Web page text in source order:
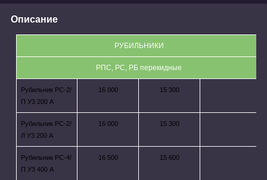
Описание
РУБИЛЬНИКИ
РПС, РС, РБ перекидные
Рубильник РС-2/
П У3 200 А
16 000 15 300
Рубильник РС-2/
Л У3 200 А
16 000 15 300
Рубильник РС-4/
П У3 400 А
16 500 15 600